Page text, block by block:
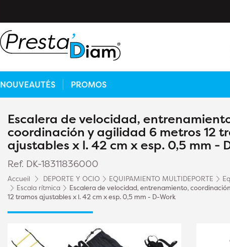
NOUVEAUTÉS PROMOS
Escalera de velocidad,
coordinación y agilidad 6 metros 12
ajustables x l. 42 cm x esp. 0,5 mm -
Ref. DK-18311836000
Accueil DEPORTE Y OCIO EQUIPAMIENTO MULTIDEPORTE
Escala rítmica
Escalera de velocidad, entrenamiento,
12 tramos ajustables x l. 42 cm x esp. 0,5 mm - D-Work